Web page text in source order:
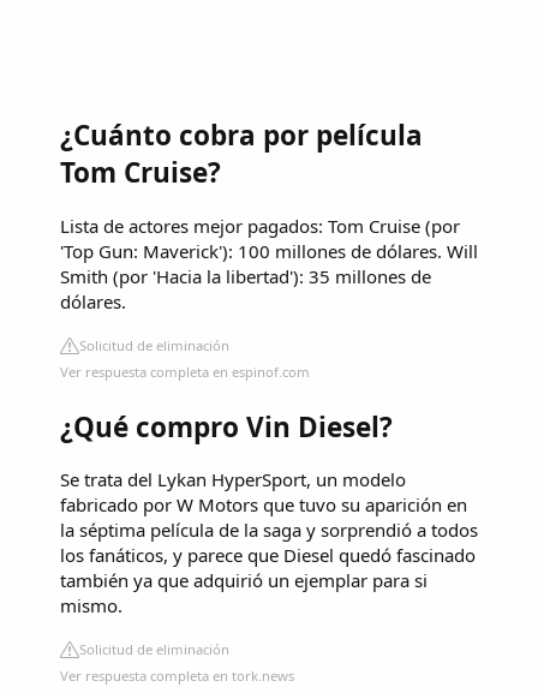
¿Cuánto cobra por película
Tom Cruise?
Lista de actores mejor pagados: Tom Cruise (por
'Top Gun: Maverick'): 100 millones de dólares. Will
Smith (por 'Hacia la libertad'): 35 millones de
dólares.
Solicitud de eliminación
Ver respuesta completa en espinof.com
¿Qué compro Vin Diesel?
Se trata del Lykan HyperSport, un modelo
fabricado por W Motors que tuvo su aparición en
la séptima película de la saga y sorprendió a todos
los fanáticos, y parece que Diesel quedó fascinado
también ya que adquirió un ejemplar para si
mismo.
Solicitud de eliminación
Ver respuesta completa en tork.news